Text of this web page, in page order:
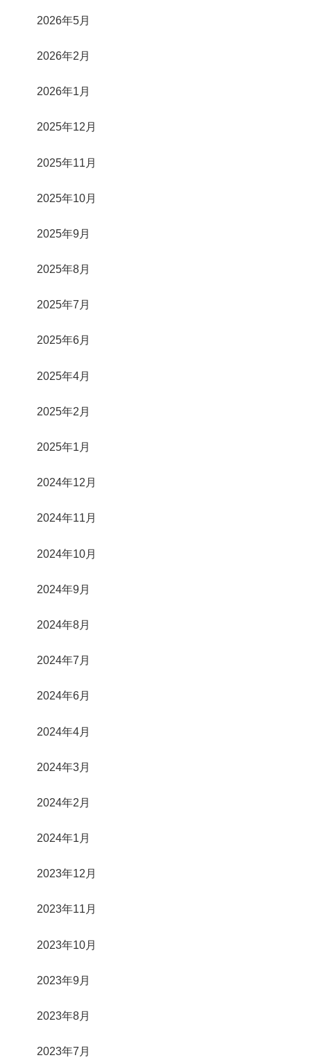
2026年5月
2026年2月
2026年1月
2025年12月
2025年11月
2025年10月
2025年9月
2025年8月
2025年7月
2025年6月
2025年4月
2025年2月
2025年1月
2024年12月
2024年11月
2024年10月
2024年9月
2024年8月
2024年7月
2024年6月
2024年4月
2024年3月
2024年2月
2024年1月
2023年12月
2023年11月
2023年10月
2023年9月
2023年8月
2023年7月